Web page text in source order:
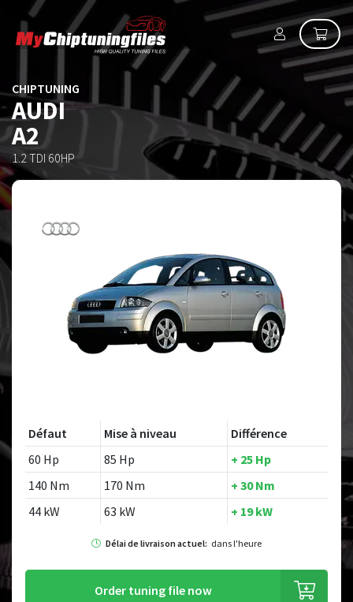
CHIPTUNING
AUDI
A2
1.2 TDI 60HP
Défaut Mise à niveau
Différence
60 Hp
85 Hp
+ 25 Hp
140 Nm
170 Nm
+ 30 Nm
44 kW
63 kW + 19 kW
Délai de livraison actuel: dans l'heure
Order tuning file now